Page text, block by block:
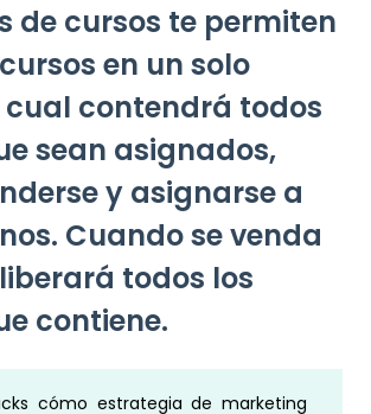
de cursos te permiten
en un solo
cual contendrá todos
sean asignados,
y asignarse a
Cuando se venda
todos los
contiene.
cómo estrategia de marketing